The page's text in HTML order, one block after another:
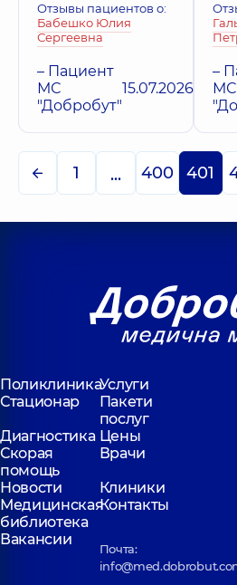
Отзывы пациентов о:
Бабешко Юлия
Сергеевна
– Пациент
МС
"Добробут"
15.07.2026
–
МС
1 ... 400 401
ПоликлиникаУслуги
Стационар
Пакети
послуг
Диагностика Цены
Скорая
помощь
Врачи
Новости
Клиники
Медицинская
библиотека
Контакты
Вакансии
Почта: